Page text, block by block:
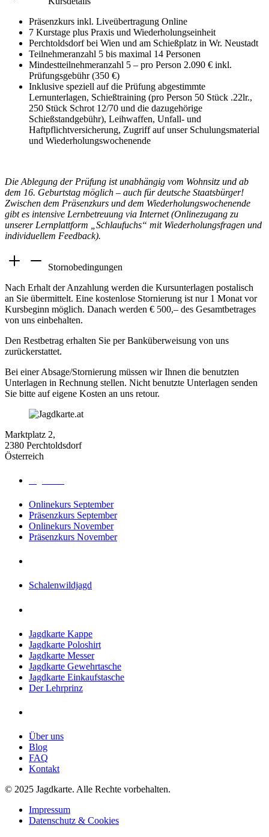
Präsenzkurs inkl. Liveübertragung Online
7 Kurstage plus Praxis und Wiederholungseinheit
Perchtoldsdorf bei Wien und am Schießplatz in Wr. Neustadt
Teilnehmeranzahl 5 bis maximal 14 Personen
Mindestteilnehmeranzahl 5 – pro Person 2.090 € inkl.
Prüfungsgebühr (350 €)
Inklusive speziell auf die Prüfung abgestimmte
Lernunterlagen, Schießtraining (pro Person 50 Stück .22lr.,
250 Stück Schrot 12/70 und die dazugehörige
Schießstandgebühr), Leihwaffen, Unfall- und
Haftpflichtversicherung, Zugriff auf unser Schulungsmaterial
und Wiederholungswochenende
Die Ablegung der Prüfung ist unabhängig vom Wohnsitz und ab
dem 16. Geburtstag möglich – auch für deutsche Staatsbürger!
Zwischen dem Präsenzkurs und dem Wiederholungswochenende
gibt es intensive Lernbetreuung via Internet (Onlinezugang zu
unserer Lernplattform „Schlaufuchs“ mit Wiederholungsfragen und
individuellem Feedback).
Stornobedingungen
Nach Erhalt der Anzahlung werden die Kursunterlagen postalisch
an Sie übermittelt. Eine kostenlose Stornierung ist nur 1 Monat vor
Kursbeginn möglich. Danach werden € 500,– des Gesamtbetrages
von uns einbehalten.
Den Restbetrag erhalten Sie per Banküberweisung von uns
zurückerstattet.
Bei einer Absage/Stornierung müssen wir Ihnen die benutzten
Unterlagen in Rechnung stellen. Nicht benutzte Unterlagen senden
Sie bitte auf eigene Kosten an uns retour.
Marktplatz 2,
2380 Perchtoldsdorf
Österreich
Onlinekurs September
Präsenzkurs September
Onlinekurs November
Präsenzkurs November
Schalenwildjagd
Jagdkarte Kappe
Jagdkarte Poloshirt
Jagdkarte Messer
Jagdkarte Gewehrtasche
Jagdkarte Einkaufstasche
Der Lehrprinz
Über uns
Blog
FAQ
Kontakt
© 2025 Jagdkarte. Alle Rechte vorbehalten.
Impressum
Datenschutz & Cookies